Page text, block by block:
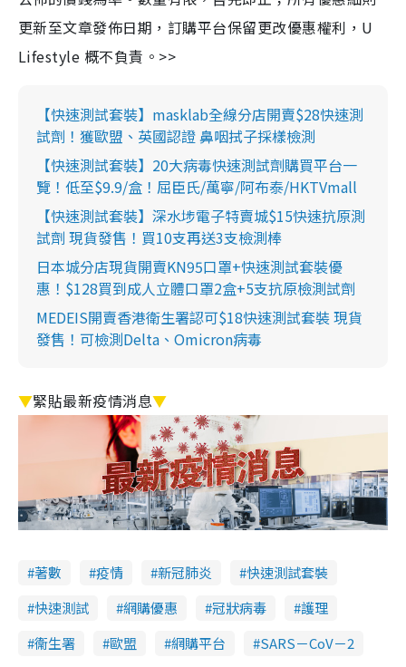
更新至文章發佈日期，訂購平台保留更改優惠權利，U
Lifestyle 概不負責。>>
【快速測試套裝】masklab全線分店開賣$28快速測
試劑！獲歐盟、英國認證 鼻咽拭子採樣檢測
【快速測試套裝】20大病毒快速測試劑購買平台一
覽！低至$9.9/盒！屈臣氏/萬寧/阿布泰/HKTVmall
【快速測試套裝】深水埗電子特賣城$15快速抗原測
試劑 現貨發售！買10支再送3支檢測棒
日本城分店現貨開賣KN95口罩+快速測試套裝優
惠！$128買到成人立體口罩2盒+5支抗原檢測試劑
MEDEIS開賣香港衛生署認可$18快速測試套裝 現貨
發售！可檢測Delta、Omicron病毒
▼緊貼最新疫情消息▼
著數 疫情 新冠肺炎
快速測試套裝
快速測試
網購優惠 冠狀病毒
護理
衞生署
歐盟 網購平台 SARS－CoV－2